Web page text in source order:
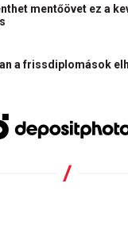
mentőövet ez a
a frissdiplomások